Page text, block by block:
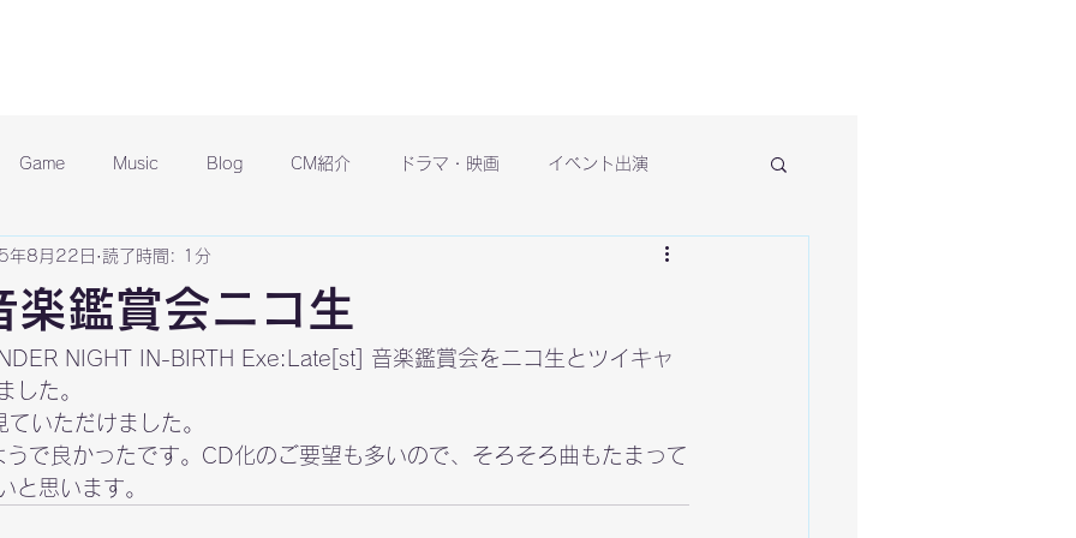
Game Music Blog CM紹介 ドラマ・映画 イベント出演
鑑賞会ニコ生
年8月22日 読了時間: 1分
NIGHT IN-BIRTH Exe:Late[st] 音楽鑑賞会をニコ生とツイキャ
した。
いただけました。
で良かったです。CD化のご要望も多いので、そろそろ曲もたまって
と思います。